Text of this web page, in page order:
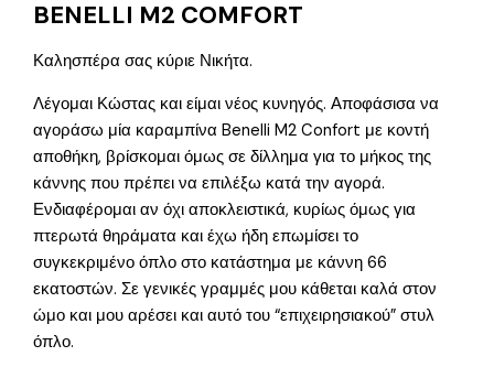
BENELLI M2 COMFORT
Καλησπέρα σας κύριε Νικήτα.
Λέγομαι Κώστας και είμαι νέος κυνηγός. Αποφάσισα να
αγοράσω μία καραμπίνα Benelli M2 Confort με κοντή
αποθήκη, βρίσκομαι όμως σε δίλλημα για το μήκος της
κάννης που πρέπει να επιλέξω κατά την αγορά.
Ενδιαφέρομαι αν όχι αποκλειστικά, κυρίως όμως για
πτερωτά θηράματα και έχω ήδη επωμίσει το
συγκεκριμένο όπλο στο κατάστημα με κάννη 66
εκατοστών. Σε γενικές γραμμές μου κάθεται καλά στον
ώμο και μου αρέσει και αυτό του “επιχειρησιακού” στυλ
όπλο.